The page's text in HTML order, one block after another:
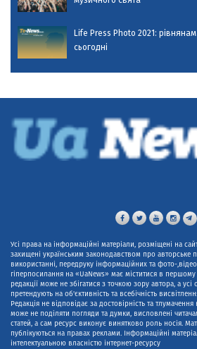
Life Press Photo 2021:
сьогодні
Усі права на інформаційні матеріали, розміщені на
захищені українським законодавством про авторське
використанні, передруку інформаційних та фото-
гіперпосилання на «UaNews» має міститися в першому
редакції може не збігатися з точкою зору автора, а усі
претендують на об'єктивність та всебічність
Редакція не відповідає за достовірність та
може не поділяти погляди та думки, висловлені
статей, а сам ресурс виконує винятково роль носія.
публікуються на правах реклами. Інформаційні
інтелектуальною власністю інтернет-ресурсу